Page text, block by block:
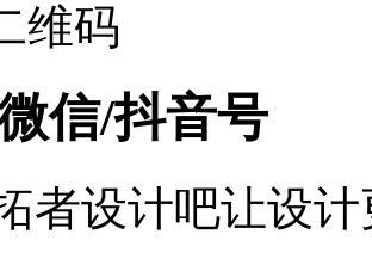
维码
信/抖音号
者设计吧让设